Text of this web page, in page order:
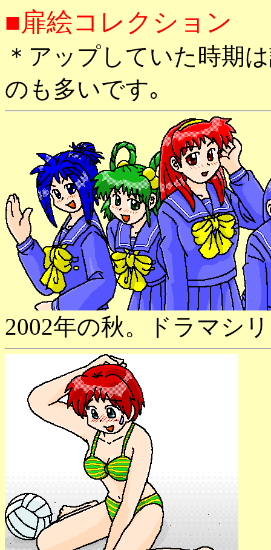
■扉絵コレクション
＊アップしていた時期
のも多いです｡
2002年の秋。ドラマシ